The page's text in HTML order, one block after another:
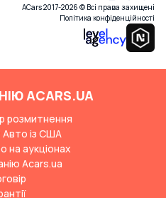
ACars 2017-2026 © Всі права захищені
Політика конфіденційності
ACARS.UA
розмитнення
із США
на аукціонах
Acars.ua